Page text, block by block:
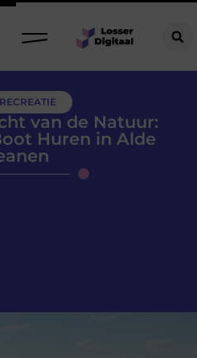
RECREATIE
van de Natuur:
Huren in Alde